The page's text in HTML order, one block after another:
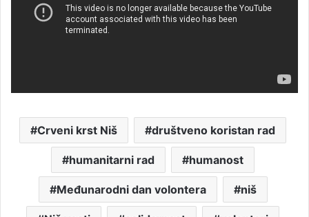
Crveni krst Niš društveno koristan rad
humanitarni rad humanost
Međunarodni dan volontera niš